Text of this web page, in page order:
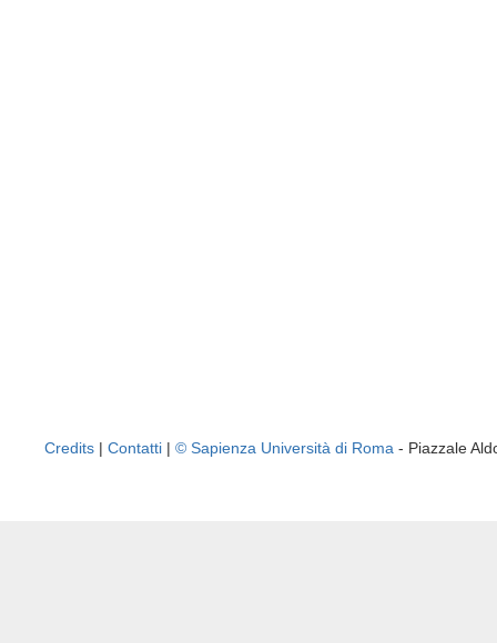
Credits | Contatti | © Sapienza Università di Roma - Piazzale